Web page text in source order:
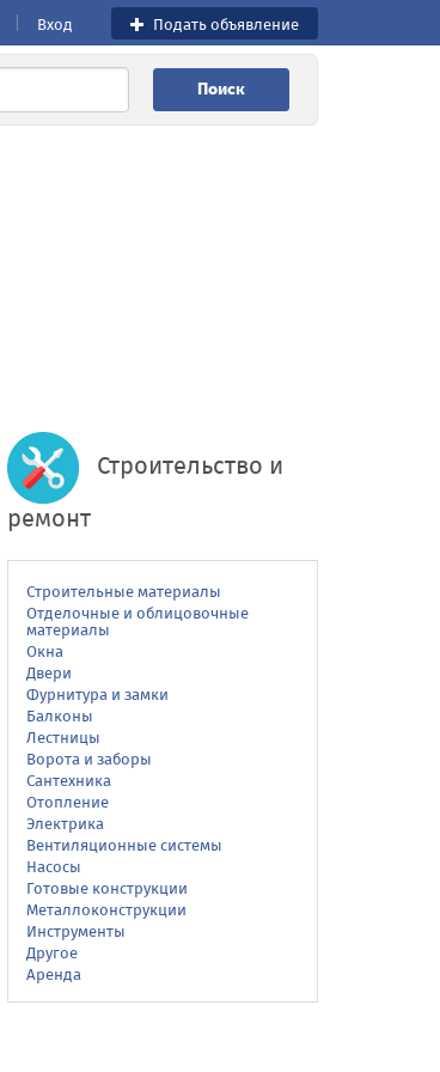
Вход Подать объявление
Поиск
Строительство и
ремонт
Строительные материалы
Отделочные и облицовочные
материалы
Окна
Двери
Фурнитура и замки
Балконы
Лестницы
Ворота и заборы
Сантехника
Отопление
Электрика
Вентиляционные системы
Насосы
Готовые конструкции
Металлоконструкции
Инструменты
Другое
Аренда